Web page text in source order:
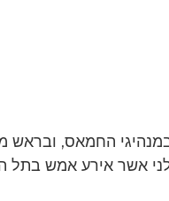
החמאס, ובראש
אשר אירע אמש בתל